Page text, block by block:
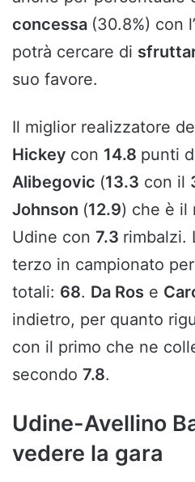
concessa (30.8%) con l’
potrà cercare di
suo favore.
Il miglior realizzatore
Hickey con 14.8 punti
Alibegovic (13.3 con il
Johnson (12.9) che è il
Udine con 7.3 rimbalzi.
terzo in campionato per
totali: 68. Da Ros e
indietro, per quanto
con il primo che ne
secondo 7.8.
Udine-Avellino
vedere la gara